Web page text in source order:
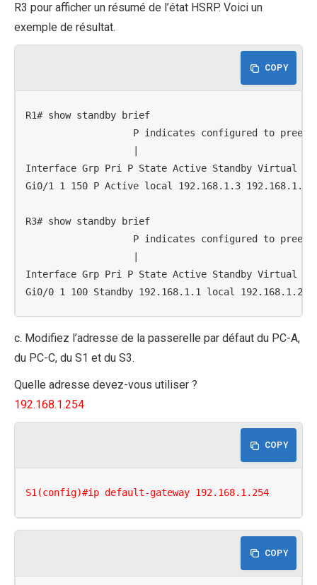
R3 pour afficher un résumé de l’état HSRP. Voici un
exemple de résultat.
COPY
R1# show standby brief
P indicates configured to
Interface Grp Pri P State Active Standby Virtual IP
Gi0/1 1 150 P Active local 192.168.1.3
R3# show standby brief
P indicates configured to
Interface Grp Pri P State Active Standby Virtual IP
Gi0/0 1 100 Standby 192.168.1.1 local 192.168.1.254
c. Modifiez l’adresse de la passerelle par défaut du PC-A,
du PC-C, du S1 et du S3.
Quelle adresse devez-vous utiliser ?
192.168.1.254
COPY
S1(config)#ip default-gateway 192.168.1.254
COPY